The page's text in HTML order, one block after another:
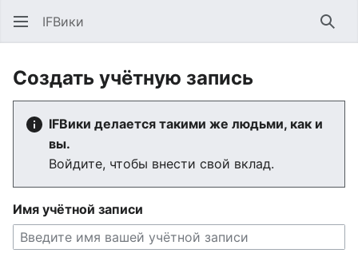
IFВики
Создать учётную запись
IFВики делается такими же людьми, как и
вы.
Войдите, чтобы внести свой вклад.
Имя учётной записи